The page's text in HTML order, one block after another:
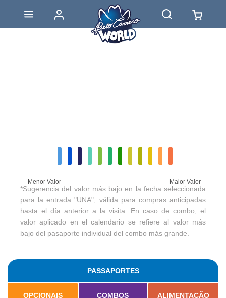
Menor Valor Maior Valor
*Sugerencia del valor más bajo en la fecha seleccionada
para la entrada "UNA", válida para compras anticipadas
hasta el día anterior a la visita. En caso de combo, el
valor aplicado en el calendario se refiere al valor más
bajo del pasaporte individual del combo más grande.
PASSAPORTES
OPCIONAIS COMBOS ALIMENTAÇÃO